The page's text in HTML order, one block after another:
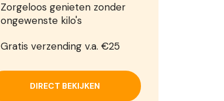
Zorgeloos genieten zonder
ongewenste kilo's
Gratis verzending v.a. €25
DIRECT BEKIJKEN